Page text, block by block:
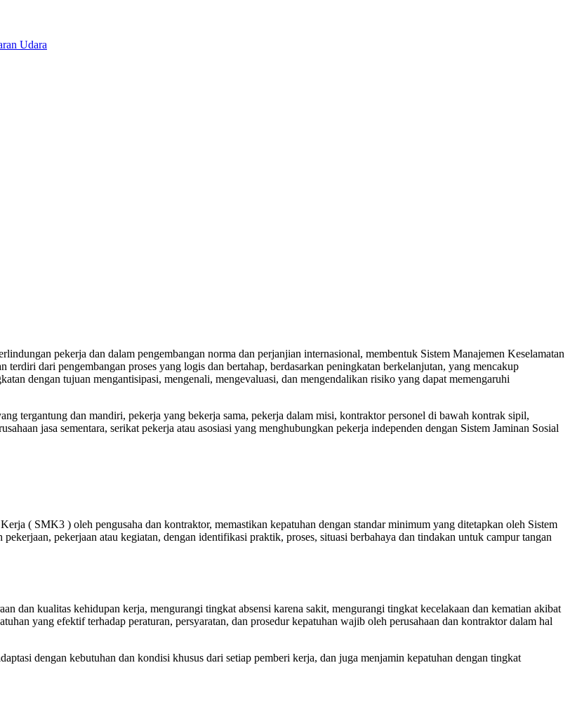
Udara
pekerja dan dalam pengembangan norma dan perjanjian internasional, membentuk Sistem Manajemen Keselamatan
dari pengembangan proses yang logis dan bertahap, berdasarkan peningkatan berkelanjutan, yang mencakup
dengan tujuan mengantisipasi, mengenali, mengevaluasi, dan mengendalikan risiko yang dapat memengaruhi
tergantung dan mandiri, pekerja yang bekerja sama, pekerja dalam misi, kontraktor personel di bawah kontrak sipil,
jasa sementara, serikat pekerja atau asosiasi yang menghubungkan pekerja independen dengan Sistem Jaminan Sosial
( SMK3 ) oleh pengusaha dan kontraktor, memastikan kepatuhan dengan standar minimum yang ditetapkan oleh Sistem
pekerjaan atau kegiatan, dengan identifikasi praktik, proses, situasi berbahaya dan tindakan untuk campur tangan
dan kualitas kehidupan kerja, mengurangi tingkat absensi karena sakit, mengurangi tingkat kecelakaan dan kematian akibat
yang efektif terhadap peraturan, persyaratan, dan prosedur kepatuhan wajib oleh perusahaan dan kontraktor dalam hal
dengan kebutuhan dan kondisi khusus dari setiap pemberi kerja, dan juga menjamin kepatuhan dengan tingkat